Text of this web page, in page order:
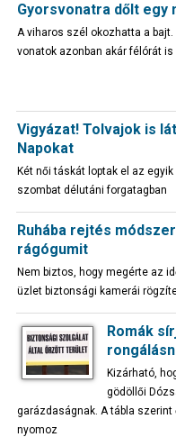
Gyorsvonatra dőlt egy
A viharos szél okozhatta a
vonatok azonban akár félórát
Vigyázat! Tolvajok is
Napokat
Két női táskát loptak el az
szombat délutáni forgatagban
Ruhába rejtés
rágógumit
Nem biztos, hogy megérte az
üzlet biztonsági kamerái
Romák
Kizárható,
gödöllői
garázdaságnak. A tábla
nyomoz